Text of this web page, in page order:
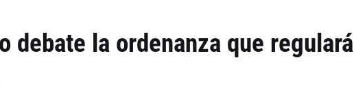
debate la ordenanza que regulará